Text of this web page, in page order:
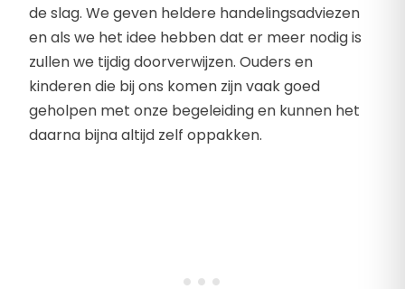
de slag. We geven heldere handelingsadviezen
en als we het idee hebben dat er meer nodig is
zullen we tijdig doorverwijzen. Ouders en
kinderen die bij ons komen zijn vaak goed
geholpen met onze begeleiding en kunnen het
daarna bijna altijd zelf oppakken.